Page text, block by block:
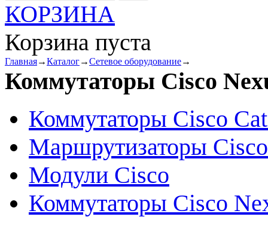
КОРЗИНА
Корзина пуста
Главная→Каталог→Сетевое оборудование→
Коммутаторы Cisco
Коммутаторы Cisco
Маршрутизаторы Cisco
Модули Cisco
Коммутаторы Cisco